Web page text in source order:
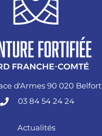
d'Armes 90 020 Belfort
03 84 54 24 24
Actualités